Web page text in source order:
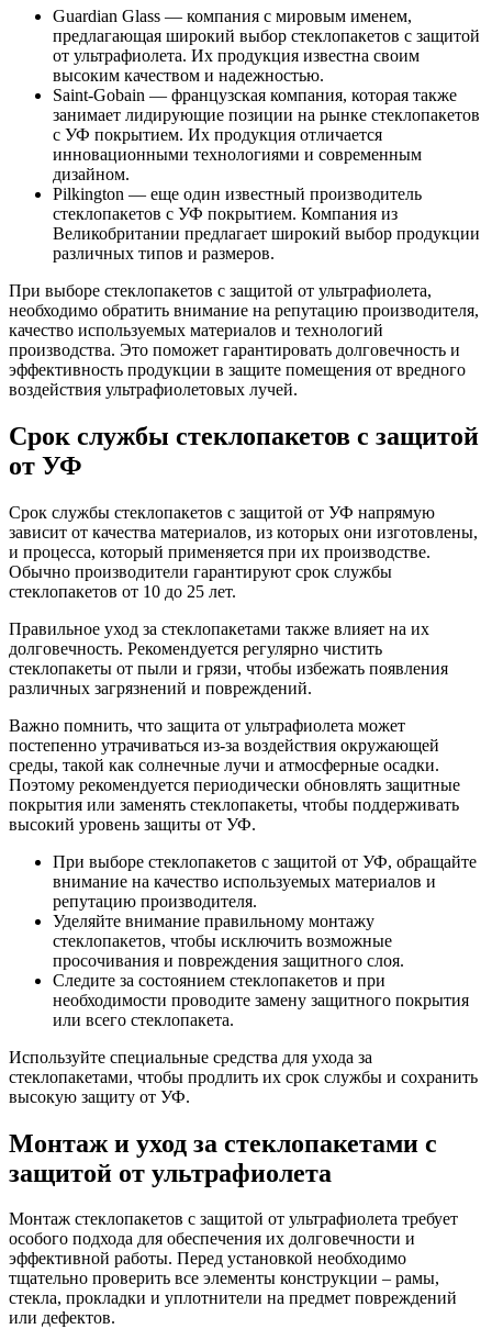
Guardian Glass — компания с мировым именем,
предлагающая широкий выбор стеклопакетов с защитой
от ультрафиолета. Их продукция известна своим
высоким качеством и надежностью.
Saint-Gobain — французская компания, которая также
занимает лидирующие позиции на рынке стеклопакетов
с УФ покрытием. Их продукция отличается
инновационными технологиями и современным
дизайном.
Pilkington — еще один известный производитель
стеклопакетов с УФ покрытием. Компания из
Великобритании предлагает широкий выбор продукции
различных типов и размеров.
При выборе стеклопакетов с защитой от ультрафиолета,
необходимо обратить внимание на репутацию производителя,
качество используемых материалов и технологий
производства. Это поможет гарантировать долговечность и
эффективность продукции в защите помещения от вредного
воздействия ультрафиолетовых лучей.
Срок службы стеклопакетов с защитой
от УФ
Срок службы стеклопакетов с защитой от УФ напрямую
зависит от качества материалов, из которых они изготовлены,
и процесса, который применяется при их производстве.
Обычно производители гарантируют срок службы
стеклопакетов от 10 до 25 лет.
Правильное уход за стеклопакетами также влияет на их
долговечность. Рекомендуется регулярно чистить
стеклопакеты от пыли и грязи, чтобы избежать появления
различных загрязнений и повреждений.
Важно помнить, что защита от ультрафиолета может
постепенно утрачиваться из-за воздействия окружающей
среды, такой как солнечные лучи и атмосферные осадки.
Поэтому рекомендуется периодически обновлять защитные
покрытия или заменять стеклопакеты, чтобы поддерживать
высокий уровень защиты от УФ.
При выборе стеклопакетов с защитой от УФ, обращайте
внимание на качество используемых материалов и
репутацию производителя.
Уделяйте внимание правильному монтажу
стеклопакетов, чтобы исключить возможные
просочивания и повреждения защитного слоя.
Следите за состоянием стеклопакетов и при
необходимости проводите замену защитного покрытия
или всего стеклопакета.
Используйте специальные средства для ухода за
стеклопакетами, чтобы продлить их срок службы и сохранить
высокую защиту от УФ.
Монтаж и уход за стеклопакетами с
защитой от ультрафиолета
Монтаж стеклопакетов с защитой от ультрафиолета требует
особого подхода для обеспечения их долговечности и
эффективной работы. Перед установкой необходимо
тщательно проверить все элементы конструкции – рамы,
стекла, прокладки и уплотнители на предмет повреждений
или дефектов.